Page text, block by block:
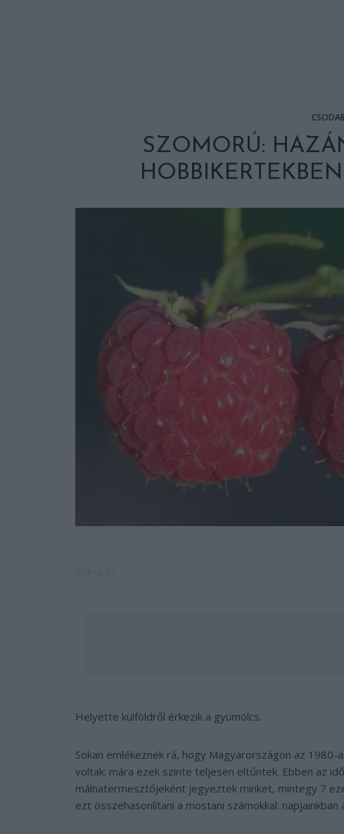
SZOMORÚ:
Helyette külföldről érkezik a gyümölcs.
Sokan emlékeznek rá, hogy Magyarországon az
voltak: mára ezek szinte teljesen eltűntek. Ebben az
málnatermesztőjeként jegyeztek minket, mintegy 7
ezt összehasonlítani a mostani számokkal: